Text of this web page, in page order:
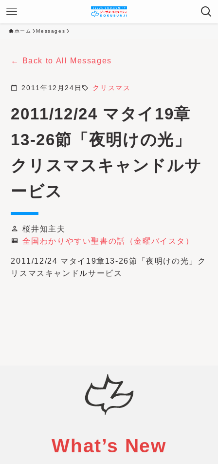
ホーム Messages
Back to All Messages
calendar_today 2011年12月24日 sell クリスマス
2011/12/24 マタイ19章
13-26節「夜明けの光」
クリスマスキャンドルサ
ービス
person 桜井知主夫
view_list 全国わかりやすい聖書の話（金曜バイスタ）
2011/12/24 マタイ19章13-26節「夜明けの光」ク
リスマスキャンドルサービス
What’s New